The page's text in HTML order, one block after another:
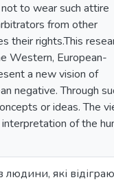
to wear such attire
from other
their rights.This
Western, European-
a new vision of
negative. Through
or ideas. The
of the
людини, які